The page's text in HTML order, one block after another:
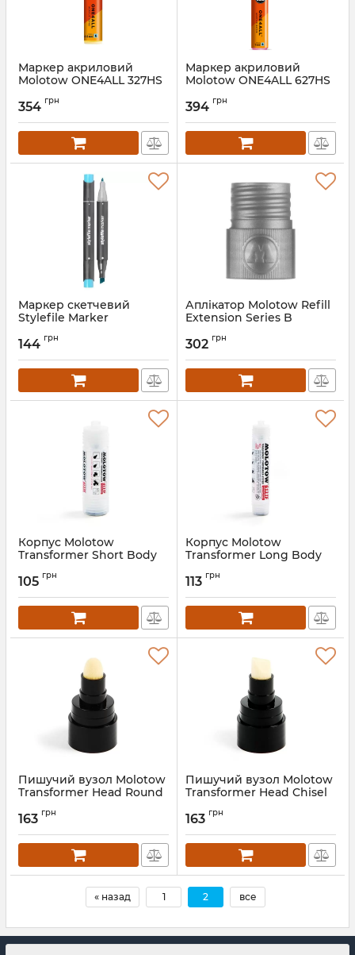
Маркер акриловий
Molotow ONE4ALL 327HS
354 грн
Маркер акриловий
Molotow ONE4ALL 627HS
394 грн
Маркер скетчевий
Stylefile Marker
Артикул:
144 грн
Аплікатор Molotow Refill
Extension Series B
302 грн
Корпус Molotow
Transformer Short Body
105 грн
Корпус Molotow
Transformer Long Body
113 грн
Пишучий вузол Molotow
Transformer Head Round
163 грн
Пишучий вузол Molotow
Transformer Head Chisel
163 грн
« назад 1 2 все